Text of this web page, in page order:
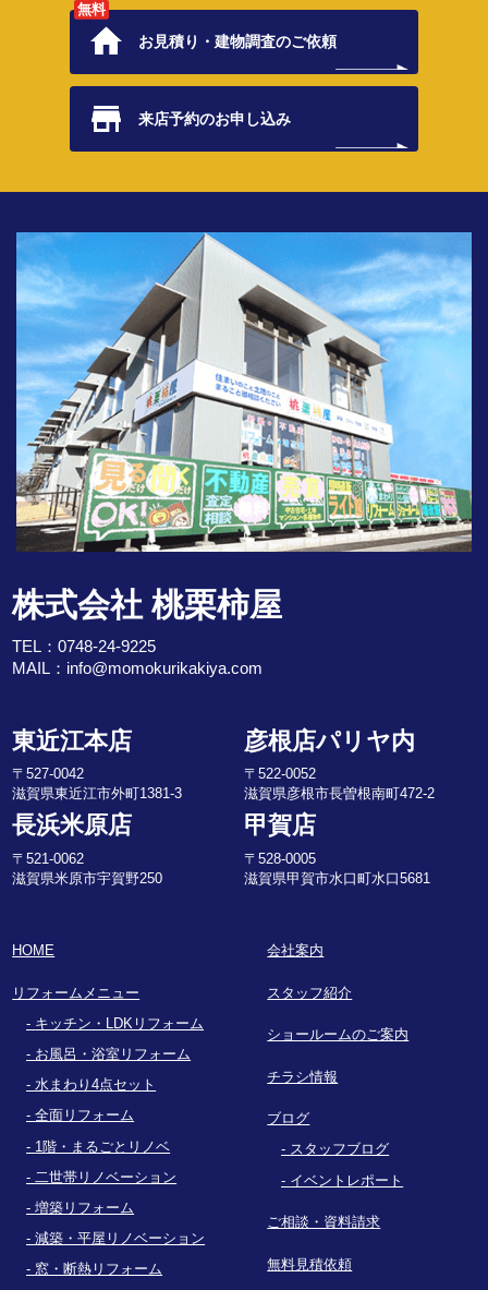
無料
お見積り・建物調査のご依頼
来店予約のお申し込み
株式会社 桃栗柿屋
TEL：0748-24-9225
MAIL： info@momokurikakiya.com
東近江本店
〒527-0042
滋賀県東近江市外町1381-3
彦根店パリヤ内
〒522-0052
滋賀県彦根市長曽根南町472-2
長浜米原店
〒521-0062
滋賀県米原市宇賀野250
甲賀店
〒528-0005
滋賀県甲賀市水口町水口5681
HOME
リフォームメニュー
キッチン・LDKリフォーム
お風呂・浴室リフォーム
水まわり4点セット
全面リフォーム
1階・まるごとリノベ
二世帯リノベーション
増築リフォーム
減築・平屋リノベーション
窓・断熱リフォーム
会社案内
スタッフ紹介
ショールームのご案内
チラシ情報
ブログ
スタッフブログ
イベントレポート
ご相談・資料請求
無料見積依頼